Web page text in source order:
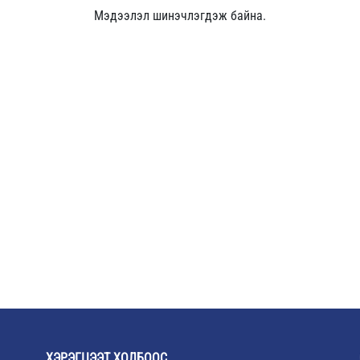
Мэдээлэл шинэчлэгдэж байна.